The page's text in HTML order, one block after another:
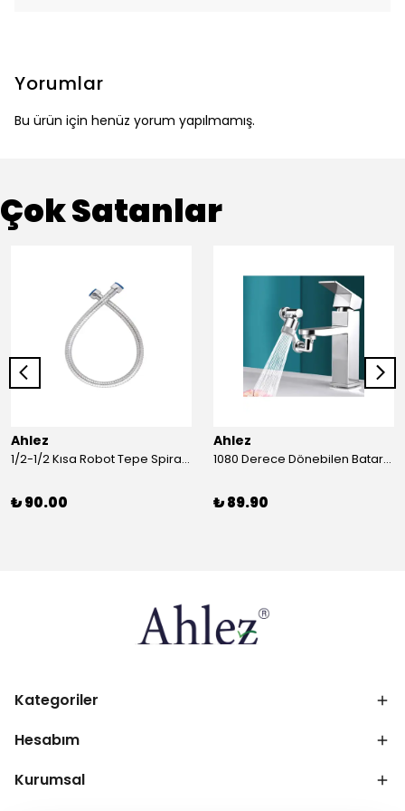
Yorumlar
Bu ürün için henüz yorum yapılmamış.
Çok Satanlar
Ahlez
1/2-1/2 Kısa Robot Tepe Spiral Duş Hortumu 60cm
₺ 90.00
Ahlez
1080 Derece Dönebilen Batarya Musluk Başlığı Krom Batarya 2 Fonksiyonlu Musluk Başlığı
₺ 89.90
Kategoriler
Hesabım
Kurumsal